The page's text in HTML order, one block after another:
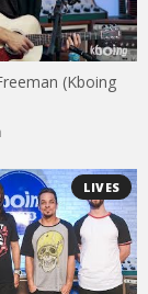
(Kboing
LIVES